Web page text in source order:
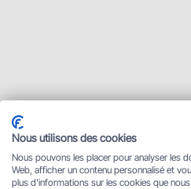
Nous utilisons des cookies
Nous pouvons les placer pour analyser les
Web, afficher un contenu personnalisé et
plus d'informations sur les cookies que